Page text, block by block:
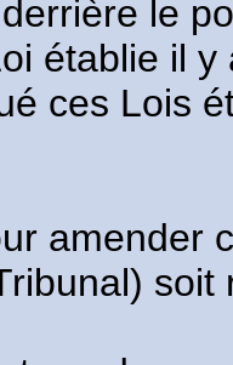
le
établie il
ces Lois
amender
soit